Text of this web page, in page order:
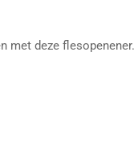
met deze flesopenener.